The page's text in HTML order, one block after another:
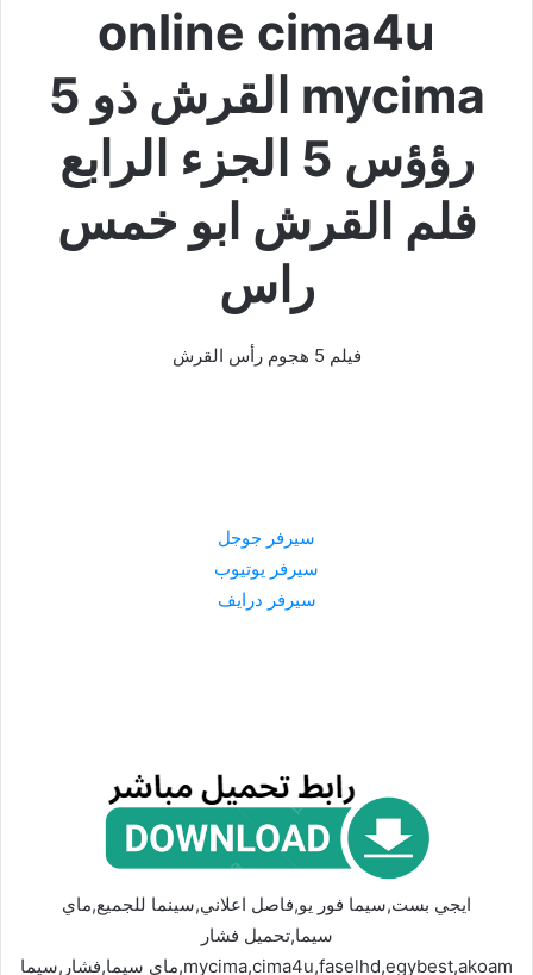
online cima4u
mycima القرش ذو 5
رؤؤس 5 الجزء الرابع
فلم القرش ابو خمس
راس
فيلم 5 هجوم رأس القرش
سيرفر جوجل
سيرفر يوتيوب
سيرفر درايف
ايجي بست,سيما فور يو,فاصل اعلاني,سينما للجميع,ماي
سيما,تحميل فشار
mycima,cima4u,faselhd,egybest,akoam,ماي سيما,فشار,سيما